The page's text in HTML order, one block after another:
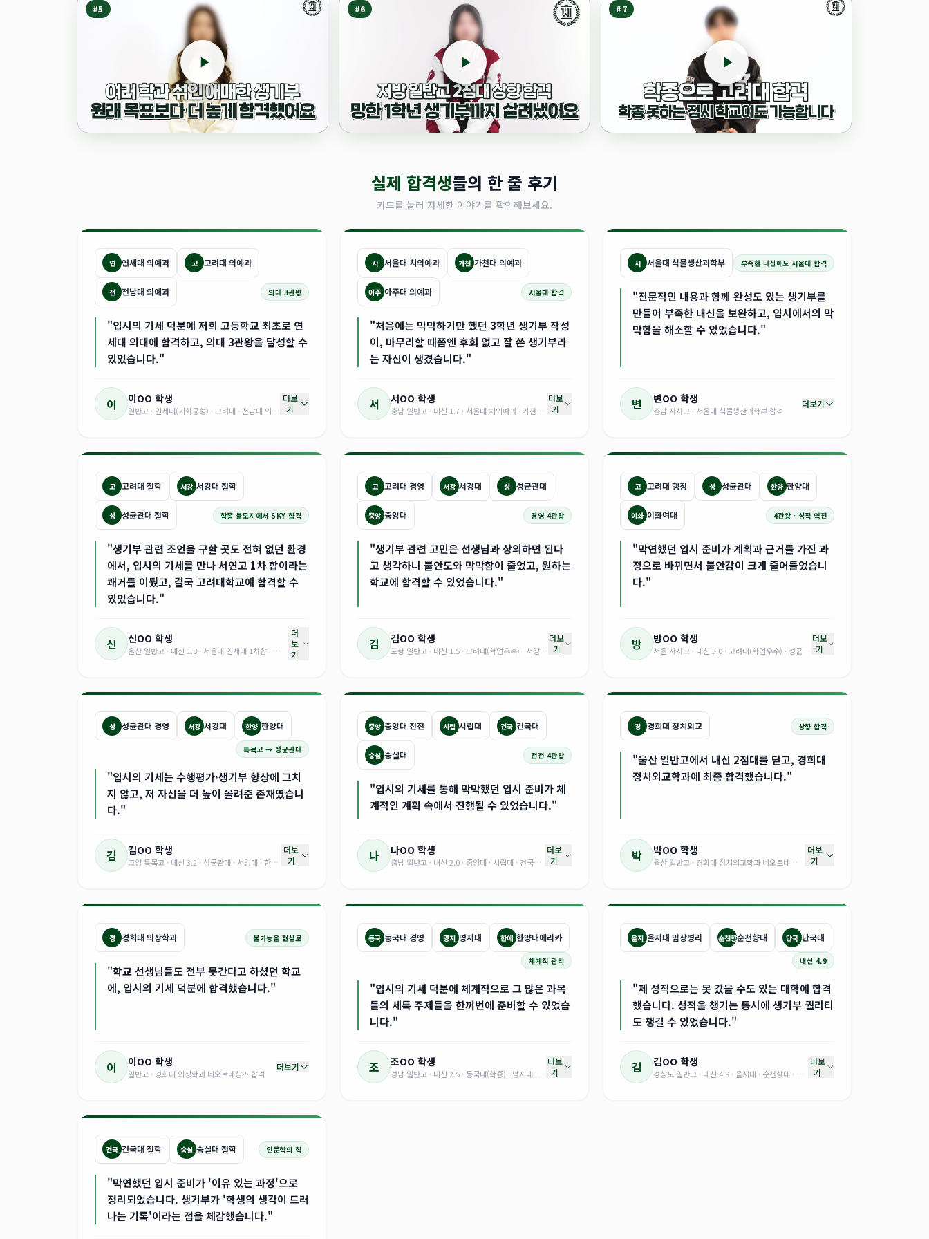
#5 #6 #7
실제 합격생들의 한 줄 후기
카드를 눌러 자세한 이야기를 확인해보세요.
연 연세대 의예과 고 고려대 의예과
전 전남대 의예과 의대 3관왕
"입시의 기세 덕분에 저희 고등학교 최초로 연
세대 의대에 합격하고, 의대 3관왕을 달성할 수
있었습니다."
이 이OO 학생
일반고 · 연세대(기회균형) · 고려대 · 전남대 의예과 합격
더보
기
서 서울대 치의예과 가천 가천대 의예과
아주 아주대 의예과 서울대 합격
"처음에는 막막하기만 했던 3학년 생기부 작성
이, 마무리할 때쯤엔 후회 없고 잘 쓴 생기부라
는 자신이 생겼습니다."
서 서OO 학생
충남 일반고 · 내신 1.7 · 서울대 치의예과 · 가천대 · 아주대 의예과 합격
더보
기
서 서울대 식물생산과학부 부족한 내신에도 서울대 합격
"전문적인 내용과 함께 완성도 있는 생기부를
만들어 부족한 내신을 보완하고, 입시에서의 막
막함을 해소할 수 있었습니다."
변 변OO 학생
충남 자사고 · 서울대 식물생산과학부 합격
더보기
고 고려대 철학 서강 서강대 철학
성 성균관대 철학 학종 불모지에서 SKY 합격
"생기부 관련 조언을 구할 곳도 전혀 없던 환경
에서, 입시의 기세를 만나 서연고 1차 합이라는
쾌거를 이뤘고, 결국 고려대학교에 합격할 수
있었습니다."
신 신OO 학생
울산 일반고 · 내신 1.8 · 서울대·연세대 1차합 · 고려대·서강대·성균관대 철학과 합격
더
보
기
고 고려대 경영 서강 서강대 성 성균관대
중앙 중앙대 경영 4관왕
"생기부 관련 고민은 선생님과 상의하면 된다
고 생각하니 불안도와 막막함이 줄었고, 원하는
학교에 합격할 수 있었습니다."
김 김OO 학생
포항 일반고 · 내신 1.5 · 고려대(학업우수) · 서강대 · 성균관대 · 중앙대 합격
더보
기
고 고려대 행정 성 성균관대 한양 한양대
이화 이화여대 4관왕 · 성적 역전
"막연했던 입시 준비가 계획과 근거를 가진 과
정으로 바뀌면서 불안감이 크게 줄어들었습니
다."
방 방OO 학생
서울 자사고 · 내신 3.0 · 고려대(학업우수) · 성균관대 · 한양대 · 이화여대 합격
더보
기
성 성균관대 경영 서강 서강대 한양 한양대
특목고 → 성균관대
"입시의 기세는 수행평가·생기부 향상에 그치
지 않고, 저 자신을 더 높이 올려준 존재였습니
다."
김 김OO 학생
고양 특목고 · 내신 3.2 · 성균관대 · 서강대 · 한양대 경영 합격
더보
기
중앙 중앙대 전전 시립 시립대 건국 건국대
숭실 숭실대 전전 4관왕
"입시의 기세를 통해 막막했던 입시 준비가 체
계적인 계획 속에서 진행될 수 있었습니다."
나 나OO 학생
충남 일반고 · 내신 2.0 · 중앙대 · 시립대 · 건국대 · 숭실대 합격
더보
기
경 경희대 정치외교 상향 합격
"울산 일반고에서 내신 2점대를 딛고, 경희대
정치외교학과에 최종 합격했습니다."
박 박OO 학생
울산 일반고 · 경희대 정치외교학과 네오르네상스 합격
더보
기
경 경희대 의상학과 불가능을 현실로
"학교 선생님들도 전부 못간다고 하셨던 학교
에, 입시의 기세 덕분에 합격했습니다."
이 이OO 학생
일반고 · 경희대 의상학과 네오르네상스 합격
더보기
동국 동국대 경영 명지 명지대 한에 한양대에리카
체계적 관리
"입시의 기세 덕분에 체계적으로 그 많은 과목
들의 세특 주제들을 한꺼번에 준비할 수 있었습
니다."
조 조OO 학생
경남 일반고 · 내신 2.5 · 동국대(학종) · 명지대 · 한양대에리카 합격
더보
기
을지 을지대 임상병리 순천향순천향대 단국 단국대
내신 4.9
"제 성적으로는 못 갔을 수도 있는 대학에 합격
했습니다. 성적을 챙기는 동시에 생기부 퀄리티
도 챙길 수 있었습니다."
김 김OO 학생
경상도 일반고 · 내신 4.9 · 을지대 · 순천향대 · 단국대 등 5교 합격
더보
기
건국 건국대 철학 숭실 숭실대 철학 인문학의 힘
"막연했던 입시 준비가 '이유 있는 과정'으로
정리되었습니다. 생기부가 '학생의 생각이 드러
나는 기록'이라는 점을 체감했습니다."